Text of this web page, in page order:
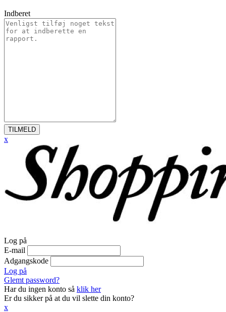
Indberet
TILMELD
x
Log på
E-mail
Adgangskode
Log på
Glemt password?
Har du ingen konto så klik her
Er du sikker på at du vil slette din konto?
x